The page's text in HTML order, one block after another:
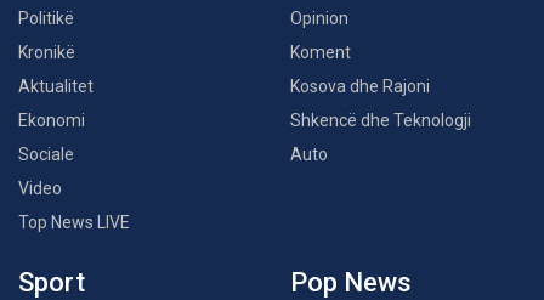
Politikë
Kronikë
Aktualitet
Ekonomi
Sociale
Video
Top News LIVE
Opinion
Koment
Kosova dhe Rajoni
Shkencë dhe Teknologji
Auto
Sport Pop News